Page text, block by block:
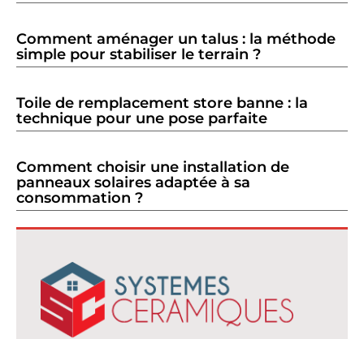
Comment aménager un talus : la méthode
simple pour stabiliser le terrain ?
Toile de remplacement store banne : la
technique pour une pose parfaite
Comment choisir une installation de
panneaux solaires adaptée à sa
consommation ?